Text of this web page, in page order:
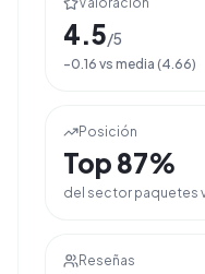
4.5/5
-0.16 vs media (4.66)
Posición
Top 87%
del sector paquetes
Reseñas